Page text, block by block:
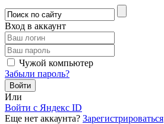
Вход в аккаунт
Чужой компьютер
Забыли пароль?
Или
Войти c Яндекс ID
Еще нет аккаунта? Зарегистрироваться